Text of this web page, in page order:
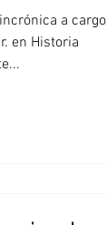
a cargo
en Historia